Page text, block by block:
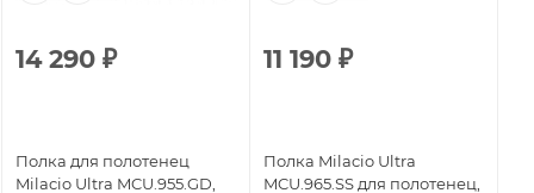
14 290 ₽
Полка для полотенец
Milacio Ultra MCU.955.GD,
11 190 ₽
Полка Milacio Ultra
MCU.965.SS для полотенец,